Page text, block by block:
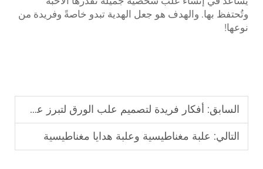
وتُحتفظ بها. والهدف هو جعل الهدية تبدو خاصةً وفريدة من
نوعها!
السابق: أفكار فريدة لتصميم علب الورق لتبرز عن غيرها
التالي: علبة مغناطيسية وعلبة هدايا مغناطيسية